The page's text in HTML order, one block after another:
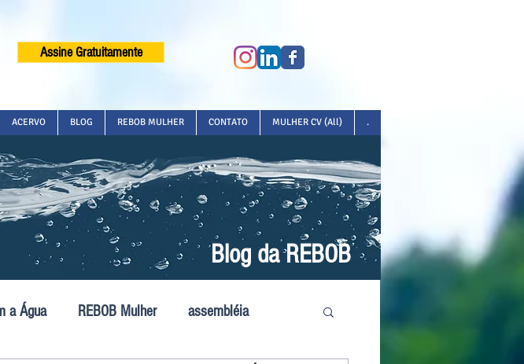
Assine Gratuitamente
ACERVO BLOG REBOB MULHER CONTATO MULHER CV (All) .
Blog da REBOB
a Água REBOB Mulher assembléia